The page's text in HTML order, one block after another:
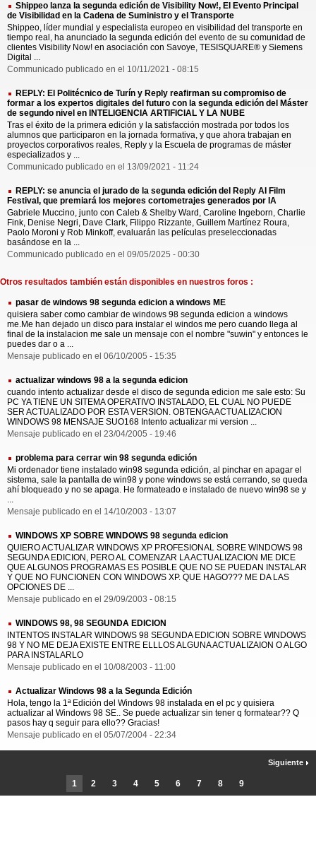
Shippeo lanza la segunda edición de Visibility Now!, El Evento Principal
de Visibilidad en la Cadena de Suministro y el Transporte
Shippeo, líder mundial y especialista europeo en visibilidad del transporte en
tiempo real, ha anunciado la segunda edición del evento de su comunidad de
clientes Visibility Now! en asociación con Savoye, TESISQUARE® y Siemens
Digital ...
Communicado publicado en el 10/11/2021 - 08:15
REPLY: El Politécnico de Turín y Reply reafirman su compromiso de
formar a los expertos digitales del futuro con la segunda edición del Máster
de segundo nivel en INTELIGENCIA ARTIFICIAL Y LA NUBE
Tras el éxito de la primera edición y la satisfacción mostrada por todos los
alumnos que participaron en la jornada formativa, y que ahora trabajan en
proyectos corporativos reales, Reply y la Escuela de programas de máster
especializados y ...
Communicado publicado en el 13/09/2021 - 11:24
REPLY: se anuncia el jurado de la segunda edición del Reply AI Film
Festival, que premiará los mejores cortometrajes generados por IA
Gabriele Muccino, junto con Caleb & Shelby Ward, Caroline Ingeborn, Charlie
Fink, Denise Negri, Dave Clark, Filippo Rizzante, Guillem Martínez Roura,
Paolo Moroni y Rob Minkoff, evaluarán las películas preseleccionadas
basándose en la ...
Communicado publicado en el 09/05/2025 - 00:30
Otros resultados también están disponibles en nuestros foros :
pasar de windows 98 segunda edicion a windows ME
quisiera saber como cambiar de windows 98 segunda edicion a windows
me.Me han dejado un disco para instalar el windos me pero cuando llega al
final de la instalacion me sale un mensaje con el nombre "suwin" y entonces le
puedes dar o a ...
Mensaje publicado en el 06/10/2005 - 15:35
actualizar windows 98 a la segunda edicion
cuando intento actualizar desde el disco de segunda edicion me sale esto: Su
PC YA TIENE UN SITEMA OPERATIVO INSTALADO, EL CUAL NO PUEDE
SER ACTUALIZADO POR ESTA VERSION. OBTENGA ACTUALIZACION
WINDOWS 98 MENSAJE SUO168 Intento actualizar mi version ...
Mensaje publicado en el 23/04/2005 - 19:46
problema para cerrar win 98 segunda edición
Mi ordenador tiene instalado win98 segunda edición, al pinchar en apagar el
sistema, sale la pantalla de win98 y pone windows se está cerrando, se queda
ahí bloqueado y no se apaga. He formateado e instalado de nuevo win98 se y
...
Mensaje publicado en el 14/10/2003 - 13:07
WINDOWS XP SOBRE WINDOWS 98 segunda edicion
QUIERO ACTUALIZAR WINDOWS XP PROFESIONAL SOBRE WINDOWS 98
SEGUNDA EDICION, PERO AL COMENZAR LA ACTUALIZACION ME DICE
QUE ALGUNOS PROGRAMAS ES POSIBLE QUE NO SE PUEDAN INSTALAR
Y QUE NO FUNCIONEN CON WINDOWS XP. QUE HAGO??? ME DA LAS
OPCIONES DE ...
Mensaje publicado en el 29/09/2003 - 08:15
WINDOWS 98, 98 SEGUNDA EDICION
INTENTOS INSTALAR WINDOWS 98 SEGUNDA EDICION SOBRE WINDOWS
98 Y NO ME DEJA EXISTE ENTRE ELLLOS ALGUNA ACTUALIZAION O ALGO
PARA INSTALARLO
Mensaje publicado en el 10/08/2003 - 11:00
Actualizar Windows 98 a la Segunda Edición
Hola, tengo la 1ª Edición del Windows 98 instalada en el pc y quisiera
actualizar al Windows 98 SE.. Se puede actualizar sin tener q formatear?? Q
pasos hay q seguir para ello?? Gracias!
Mensaje publicado en el 05/07/2004 - 22:34
1 2 3 4 5 6 7 8 9
Siguiente